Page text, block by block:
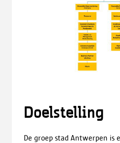
Doelstelling
De groep stad Antwerpen is